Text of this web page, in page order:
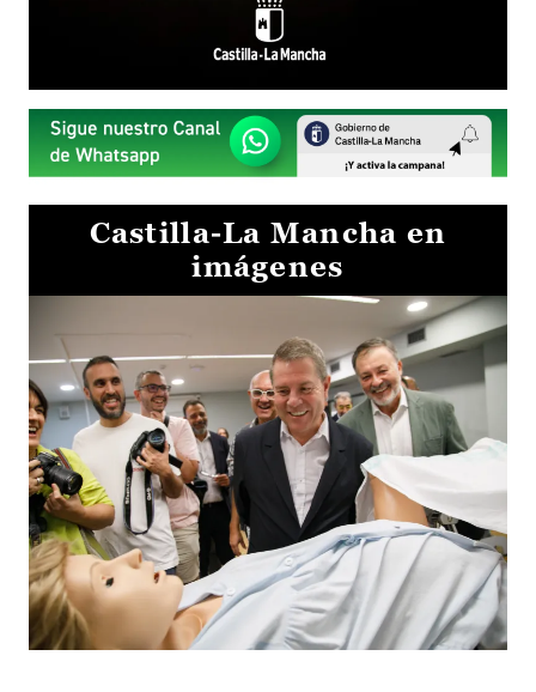
Castilla-La Mancha en
imágenes